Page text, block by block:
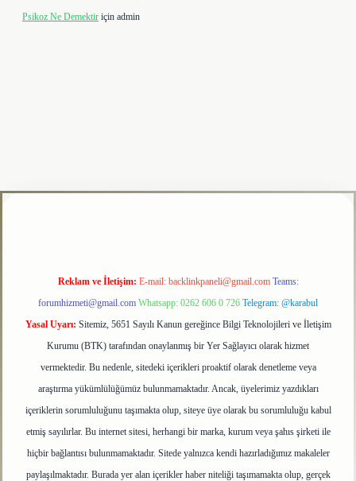
Psikoz Ne Demektir için admin
Reklam ve İletişim: E-mail: backlinkpaneli@gmail.com Teams:
forumhizmeti@gmail.com Whatsapp: 0262 606 0 726 Telegram: @karabul
Yasal Uyarı: Sitemiz, 5651 Sayılı Kanun gereğince Bilgi Teknolojileri ve İletişim
Kurumu (BTK) tarafından onaylanmış bir Yer Sağlayıcı olarak hizmet
vermektedir. Bu nedenle, sitedeki içerikleri proaktif olarak denetleme veya
araştırma yükümlülüğümüz bulunmamaktadır. Ancak, üyelerimiz yazdıkları
içeriklerin sorumluluğunu taşımakta olup, siteye üye olarak bu sorumluluğu kabul
etmiş sayılırlar. Bu internet sitesi, herhangi bir marka, kurum veya şahıs şirketi ile
hiçbir bağlantısı bulunmamaktadır. Sitede yalnızca kendi hazırladığımız makaleler
paylaşılmaktadır. Burada yer alan içerikler haber niteliği taşımamakta olup, gerçek